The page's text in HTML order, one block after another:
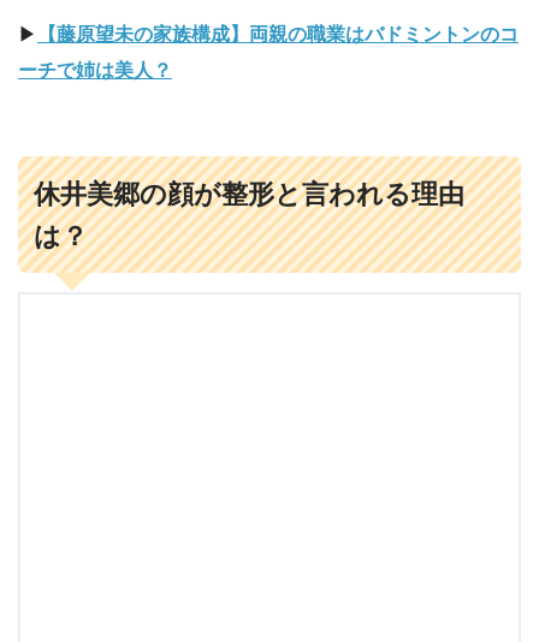
▶︎
【藤原望未の家族構成】両親の職業はバドミントンのコ
ーチで姉は美人？
休井美郷の顔が整形と言われる理由
は？